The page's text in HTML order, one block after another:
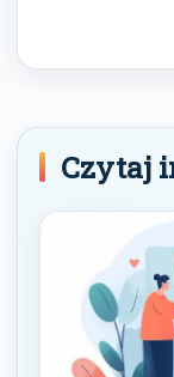
Czytaj